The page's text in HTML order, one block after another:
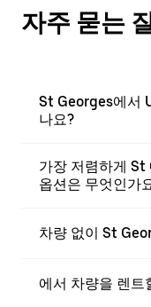
자주 묻는
St Georges에서
나요?
가장 저렴하게 St
옵션은 무엇인가
차량 없이 St
에서 차량을 렌트